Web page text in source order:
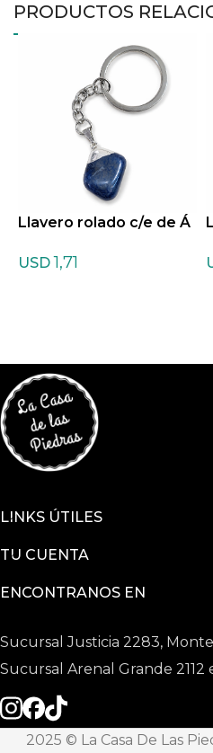
PRODUCTOS
Llavero rolado c/e de Á
USD 1,71
LINKS ÚTILES
TU CUENTA
ENCONTRANOS EN
Sucursal Justicia 2283,
Sucursal Arenal Grande
2025 © La Casa De Las